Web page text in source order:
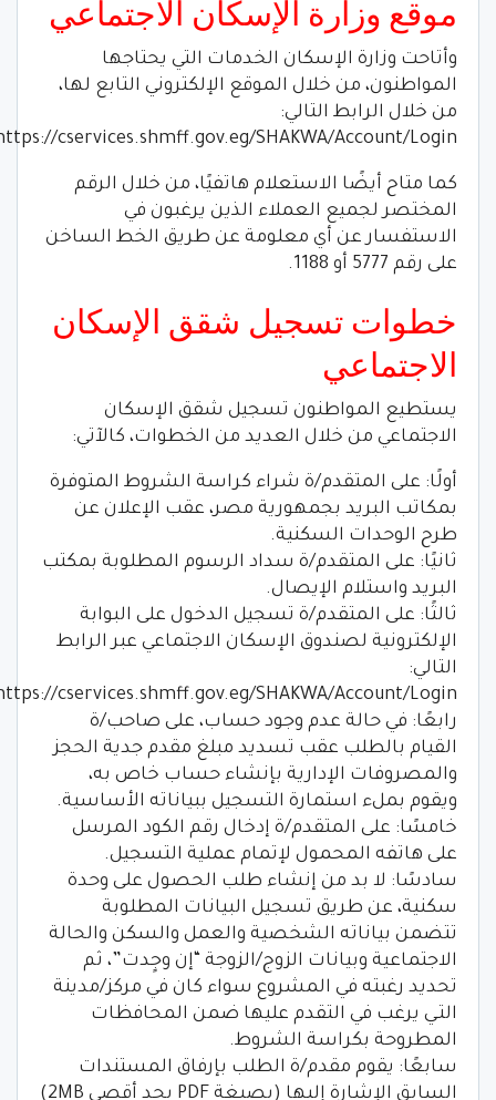
موقع وزارة الإسكان الاجتماعي
وأتاحت وزارة الإسكان الخدمات التي يحتاجها
المواطنون، من خلال الموقع الإلكتروني التابع لها،
من خلال الرابط التالي:
cservices.shmff.gov.eg/SHAKWA/Account/Login.
كما متاح أيضًا الاستعلام هاتفيًا، من خلال الرقم
المختصر لجميع العملاء الذين يرغبون في
الاستفسار عن أي معلومة عن طريق الخط الساخن
على رقم 5777 أو 1188.
خطوات تسجيل شقق الإسكان
الاجتماعي
يستطيع المواطنون تسجيل شقق الإسكان
الاجتماعي من خلال العديد من الخطوات، كالآتي:
أولًا: على المتقدم/ة شراء كراسة الشروط المتوفرة
بمكاتب البريد بجمهورية مصر، عقب الإعلان عن
طرح الوحدات السكنية.
ثانيًا: على المتقدم/ة سداد الرسوم المطلوبة بمكتب
البريد واستلام الإيصال.
ثالثًا: على المتقدم/ة تسجيل الدخول على البوابة
الإلكترونية لصندوق الإسكان الاجتماعي عبر الرابط
التالي:
cservices.shmff.gov.eg/SHAKWA/Account/Login.
رابعًا: في حالة عدم وجود حساب، على صاحب/ة
القيام بالطلب عقب تسديد مبلغ مقدم جدية الحجز
والمصروفات الإدارية بإنشاء حساب خاص به،
ويقوم بملء استمارة التسجيل ببياناته الأساسية.
خامسًا: على المتقدم/ة إدخال رقم الكود المرسل
على هاتفه المحمول لإتمام عملية التسجيل.
سادسًا: لا بد من إنشاء طلب الحصول على وحدة
سكنية، عن طريق تسجيل البيانات المطلوبة
تتضمن بياناته الشخصية والعمل والسكن والحالة
الاجتماعية وبيانات الزوج/الزوجة “إن وجٍدت”، ثم
تحديد رغبته في المشروع سواء كان في مركز/مدينة
التـي يرغب في التقدم عليها ضمن المحافظات
المطروحة بكراسة الشروط.
سابعًا: يقوم مقدم/ة الطلب بإرفاق المستندات
السابق الإشارة إليها (بصيغة PDF بحد أقصى 2MB)